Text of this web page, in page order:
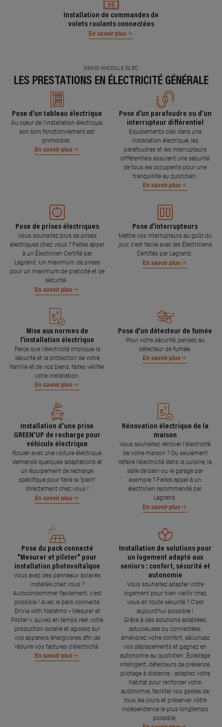
Installation de commandes de
volets roulants connectées
En savoir plus
DAVID NICOLLE ELEC
LES PRESTATIONS EN ÉLECTRICITÉ GÉNÉRALE
Pose d’un tableau électrique
Au cœur de l’installation électrique,
son bon fonctionnement est
primordial.
En savoir plus
Pose d’un parafoudre ou d'un
interrupteur différentiel
Equipements clés dans une
installation électrique, les
parafoudres et les interrupteurs
différentiels assurent une sécurité
de tous les occupants pour une
tranquillité au quotidien.
En savoir plus
Pose de prises électriques
Vous souhaitez plus de prises
électriques chez vous ? Faites appel
à un Électricien Certifié par
Legrand. Un maximum de prises
pour un maximum de praticité et de
sécurité.
En savoir plus
Pose d’interrupteurs
Mettre vos interrupteurs au goût du
jour, c’est facile avec les Électriciens
Certifiés par Legrand.
En savoir plus
Mise aux normes de
l’installation électrique
Parce que l’électricité implique la
sécurité et la protection de votre
famille et de vos biens, faites vérifier
votre installation.
En savoir plus
Pose d’un détecteur de fumée
Pour votre sécurité, pensez au
détecteur de fumée.
En savoir plus
Installation d'une prise
GREEN'UP de recharge pour
véhicule électrique
Rouler avec une voiture électrique
demande quelques adaptations et
un équipement de recharge
spécifique pour faire le "plein"
directement chez vous !
En savoir plus
Rénovation électrique de la
maison
Vous souhaitez rénover l'électricité
de votre maison ? Ou seulement
refaire l'électricité dans la cuisine, la
salle de bain ou le garage par
exemple ? Faites appel à un
électricien recommandé par
Legrand.
En savoir plus
Pose du pack connecté
"Mesurer et piloter" pour
installation photovoltaïque
Vous avez des panneaux solaires
installés chez vous ?
Autoconsommer facilement, c’est
possible ! Avec le pack connecté
Drivia with Netatmo « Mesurer et
Piloter », suivez en temps réel votre
production solaire et agissez sur
vos appareils énergivores afin de
réduire vos factures d’électricité.
En savoir plus
Installation de solutions pour
un logement adapté aux
seniors : confort, sécurité et
autonomie
Vous souhaitez adapter votre
logement pour bien vieillir chez
vous en toute sécurité ? C’est
aujourd’hui possible !
Grâce à des solutions adaptées,
astucieuses ou connectées,
améliorez votre confort, sécurisez
vos déplacements et gagnez en
autonomie au quotidien. Éclairage
intelligent, détecteurs de présence,
pilotage à distance : adaptez votre
habitat pour renforcer votre
autonomie, faciliter vos gestes de
tous les jours et préserver votre
indépendance le plus longtemps
possible.